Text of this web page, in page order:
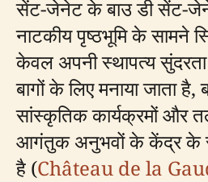
सेंट-जेनेट के बाउ डी सेंट-
नाटकीय पृष्ठभूमि के
केवल अपनी स्थापत्य
बागों के लिए मनाया जाता
सांस्कृतिक कार्यक्रमों और
आगंतुक अनुभवों के केंद्र के
है (Château de la